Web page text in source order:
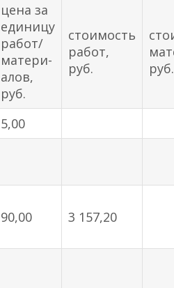
цена за
единицу
работ/
матери-
алов,
руб.
стоимость
работ,
руб.
руб.
5,00
90,00 3 157,20